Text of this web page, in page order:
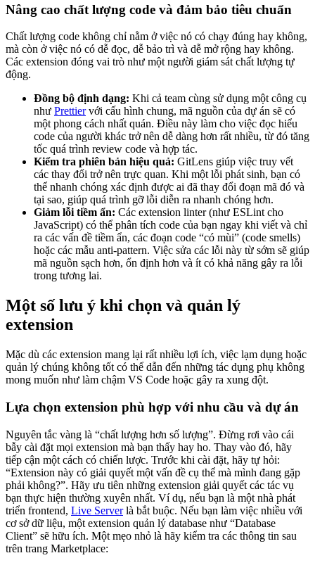
Nâng cao chất lượng code và đảm bảo tiêu chuẩn
Chất lượng code không chỉ nằm ở việc nó có chạy đúng hay không,
mà còn ở việc nó có dễ đọc, dễ bảo trì và dễ mở rộng hay không.
Các extension đóng vai trò như một người giám sát chất lượng tự
động.
Đồng bộ định dạng: Khi cả team cùng sử dụng một công cụ
như Prettiervới cấu hình chung, mã nguồn của dự án sẽ có
một phong cách nhất quán. Điều này làm cho việc đọc hiểu
code của người khác trở nên dễ dàng hơn rất nhiều, từ đó tăng
tốc quá trình review code và hợp tác.
Kiểm tra phiên bản hiệu quả: GitLens giúp việc truy vết
các thay đổi trở nên trực quan. Khi một lỗi phát sinh, bạn có
thể nhanh chóng xác định được ai đã thay đổi đoạn mã đó và
tại sao, giúp quá trình gỡ lỗi diễn ra nhanh chóng hơn.
Giảm lỗi tiềm ẩn: Các extension linter (như ESLint cho
JavaScript) có thể phân tích code của bạn ngay khi viết và chỉ
ra các vấn đề tiềm ẩn, các đoạn code “có mùi” (code smells)
hoặc các mẫu anti-pattern. Việc sửa các lỗi này từ sớm sẽ giúp
mã nguồn sạch hơn, ổn định hơn và ít có khả năng gây ra lỗi
trong tương lai.
Một số lưu ý khi chọn và quản lý
extension
Mặc dù các extension mang lại rất nhiều lợi ích, việc lạm dụng hoặc
quản lý chúng không tốt có thể dẫn đến những tác dụng phụ không
mong muốn như làm chậm VS Code hoặc gây ra xung đột.
Lựa chọn extension phù hợp với nhu cầu và dự án
Nguyên tắc vàng là “chất lượng hơn số lượng”. Đừng rơi vào cái
bẫy cài đặt mọi extension mà bạn thấy hay ho. Thay vào đó, hãy
tiếp cận một cách có chiến lược. Trước khi cài đặt, hãy tự hỏi:
“Extension này có giải quyết một vấn đề cụ thể mà mình đang gặp
phải không?”. Hãy ưu tiên những extension giải quyết các tác vụ
bạn thực hiện thường xuyên nhất. Ví dụ, nếu bạn là một nhà phát
triển frontend, Live Serverlà bắt buộc. Nếu bạn làm việc nhiều với
cơ sở dữ liệu, một extension quản lý database như “Database
Client” sẽ hữu ích. Một mẹo nhỏ là hãy kiểm tra các thông tin sau
trên trang Marketplace: